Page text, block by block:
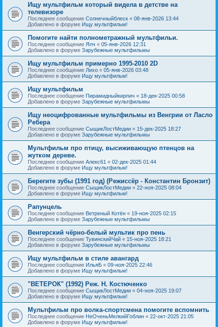
Ищу мультфильм который видела в детстве на
телевизоре
Последнее сообщение Солнечныйблеск « 08-янв-2026 13:44
Добавлено в форуме Ищу мультфильм!
Помогите найти полнометражный мультфильи.
Последнее сообщение Ялч « 05-янв-2026 12:31
Добавлено в форуме Зарубежные мультфильмы
Ищу мультфильм примерно 1995-2010 2D
Последнее сообщение Лихо « 05-янв-2026 03:48
Добавлено в форуме Ищу мультфильм!
Ищу мультфильм
Последнее сообщение Пирамидныйкирпич « 18-дек-2025 00:58
Добавлено в форуме Зарубежные мультфильмы
Ищу неоцифрованные мультфильмы из Венгрии от Ласло
Ребера
Последнее сообщение СыщикЛостМедии « 15-дек-2025 18:27
Добавлено в форуме Зарубежные мультфильмы
Мультфильм про птицу, высиживающую птенцов на
жутком дереве.
Последнее сообщение Алекс61 « 02-дек-2025 01:44
Добавлено в форуме Ищу мультфильм!
Берегите зубы (1991 год) (Режиссёр - Константин Бронзит)
Последнее сообщение СыщикЛостМедии « 22-ноя-2025 08:04
Добавлено в форуме Ищу мультфильм!
Рапунцель
Последнее сообщение Ветреный Котён « 19-ноя-2025 02:15
Добавлено в форуме Зарубежные мультфильмы
Венгерский чёрно-белый мультик про пень
Последнее сообщение ТувинскийЧай « 15-ноя-2025 18:21
Добавлено в форуме Зарубежные мультфильмы
Ищу мультфильм в стиле авангард
Последнее сообщение ИльяБ « 09-ноя-2025 22:46
Добавлено в форуме Ищу мультфильм!
"ВЕТЕРОК" (1992) Реж. Н. Костюченко
Последнее сообщение СыщикЛостМедии « 04-ноя-2025 19:07
Добавлено в форуме Ищу мультфильм!
Мультфильм про волка-спортсмена помогите вспомнить
Последнее сообщение НеОченьМелкийГоблин « 22-окт-2025 21:05
Добавлено в форуме Ищу мультфильм!